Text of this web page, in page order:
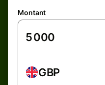
Montant
GBP